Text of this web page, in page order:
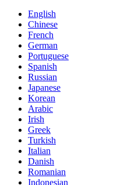
English
Chinese
French
German
Portuguese
Spanish
Russian
Japanese
Korean
Arabic
Irish
Greek
Turkish
Italian
Danish
Romanian
Indonesian